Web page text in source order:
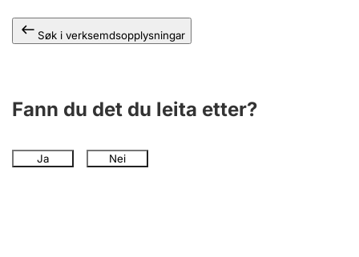
Søk i verksemdsopplysningar
Fann du det du leita etter?
Ja Nei